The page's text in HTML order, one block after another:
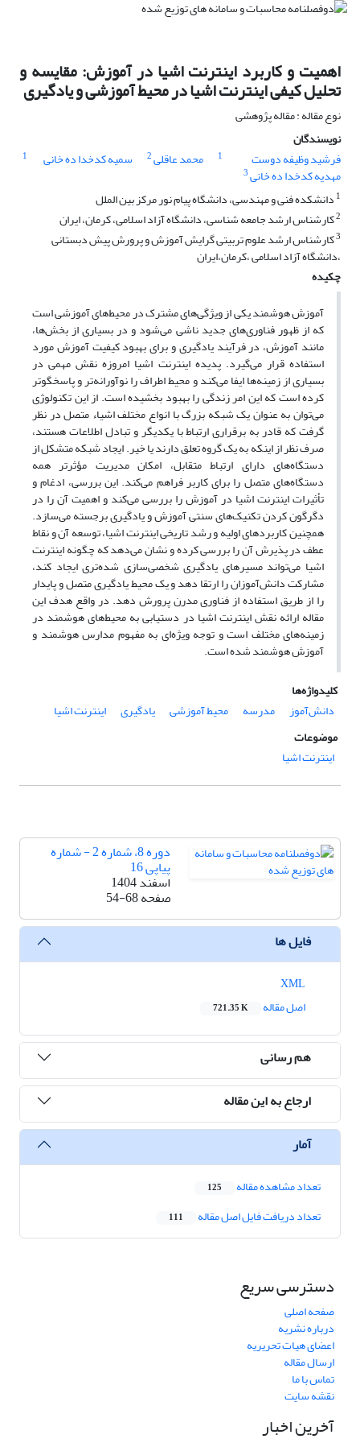
اهمیت و کاربرد اینترنت اشیا در آموزش: مقایسه و
تحلیل کیفی اینترنت اشیا در محیط آموزشی و یادگیری
نوع مقاله : مقاله پژوهشی
نویسندگان
فرشید وظیفه دوست
1 محمد عاقلی2 سمیه کدخدا ده خانی 1
مهدیه کدخدا ده خانی3
1 دانشکده فنی و مهندسی، دانشگاه پیام نور مرکز بین الملل
2کارشناس ارشد جامعه شناسی، دانشگاه آزاد اسلامی، کرمان، ایران
3کارشناس ارشد علوم تربیتی گرایش آموزش و پرورش پیش دبستانی
،دانشگاه آزاد اسلامی ،کرمان،ایران
چکیده
آموزش هوشمند یکی از ویژگی‌های مشترک در محیط‌های آموزشی است
که از ظهور فناوری‌های جدید ناشی می‌شود و در بسیاری از بخش‌ها،
مانند آموزش‌، در فرآیند یادگیری و برای بهبود کیفیت آموزش مورد
استفاده قرار می‌گیرد. پدیده اینترنت اشیا امروزه نقش مهمی در
بسیاری از زمینه‌ها ایفا می‌کند و محیط اطراف را نوآورانه‌تر و پاسخگوتر
کرده است که این امر زندگی را بهبود بخشیده است. از این تکنولوژی
می‌توان به عنوان یک شبکه بزرگ با انواع مختلف اشیاء متصل در نظر
گرفت که قادر به برقراری ارتباط با یکدیگر و تبادل اطلاعات هستند،
صرف نظر از اینکه به یک گروه تعلق دارند یا خیر. ایجاد شبکه متشکل از
دستگاه‌های دارای ارتباط متقابل، امکان مدیریت مؤثرتر همه
دستگاه‌های متصل را برای کاربر فراهم می‌کند. این بررسی، ادغام و
تأثیرات اینترنت اشیا در آموزش را بررسی می‌کند و اهمیت آن را در
دگرگون کردن تکنیک‌های سنتی آموزش و یادگیری برجسته می‌سازد.
همچنین کاربردهای اولیه و رشد تاریخی اینترنت اشیا، توسعه آن و نقاط
عطف در پذیرش آن را بررسی کرده و نشان می‌دهد که چگونه اینترنت
اشیا می‌تواند مسیرهای یادگیری شخصی‌سازی ‌شده‌تری ایجاد کند،
مشارکت دانش‌آموزان را ارتقا دهد و یک محیط یادگیری متصل و پایدار
را از طریق استفاده از فناوری مدرن پرورش دهد. در واقع هدف این
مقاله ارائه نقش اینترنت اشیا در دستیابی به محیط‌های هوشمند در
زمینه‌های مختلف است و توجه ویژه‌ای به مفهوم مدارس هوشمند و
آموزش هوشمند شده است.
کلیدواژه‌ها
دانش‌آموز
مدرسه‌ محیط آموزشی یادگیری
اینترنت اشیا
موضوعات
اینترنت اشیا
دوره 8، شماره 2 - شماره
پیاپی 16
اسفند 1404
صفحه54-68
فایل ها
اصل مقاله
721.35 K
هم رسانی
ارجاع به این مقاله
آمار
تعداد مشاهده مقاله 125
تعداد دریافت فایل اصل مقاله 111
دسترسی سریع
صفحه اصلی
درباره نشریه
اعضای هیات تحریریه
ارسال مقاله
تماس با ما
نقشه سایت
آخرین اخبار